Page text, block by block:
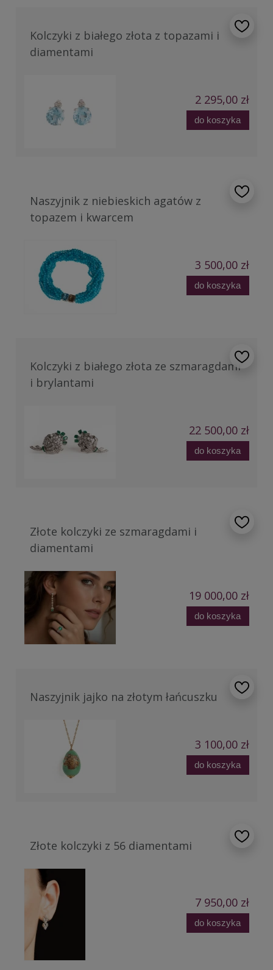
Kolczyki z białego złota z topazami i
diamentami
2 295,00 zł
do koszyka
Naszyjnik z niebieskich agatów z
topazem i kwarcem
3 500,00 zł
do koszyka
Kolczyki z białego złota ze szmaragdami
i brylantami
22 500,00 zł
do koszyka
Złote kolczyki ze szmaragdami i
diamentami
19 000,00 zł
do koszyka
Naszyjnik jajko na złotym łańcuszku
3 100,00 zł
do koszyka
Złote kolczyki z 56 diamentami
7 950,00 zł
do koszyka